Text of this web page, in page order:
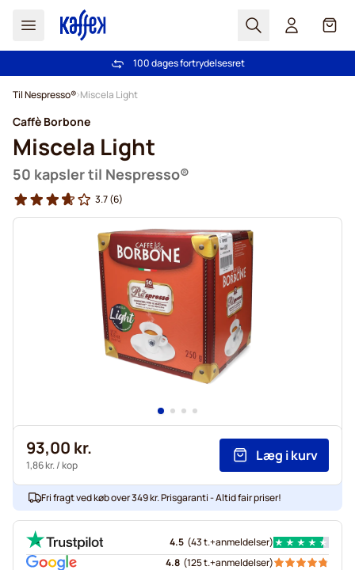
Søg Cart
Fri fragt ved køb over 349 kr.
100 dages fortrydelsesret
Til Nespresso® Miscela Light
Caffè Borbone
Miscela Light
50 kapsler til Nespresso®
3.7(6)
93,00 kr.
1,86 kr./ kop
Læg i kurv
Fri fragt ved køb over 349 kr. Prisgaranti - Altid fair priser!
4.5 (43 t.+anmeldelser)
4.8 (125 t.+anmeldelser)